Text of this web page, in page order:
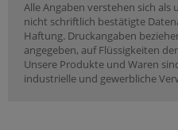
Alle Angaben verstehen sich
nicht schriftlich bestätigte
Haftung. Druckangaben
angegeben, auf Flüssigkeiten
Unsere Produkte und Waren
industrielle und gewerbliche